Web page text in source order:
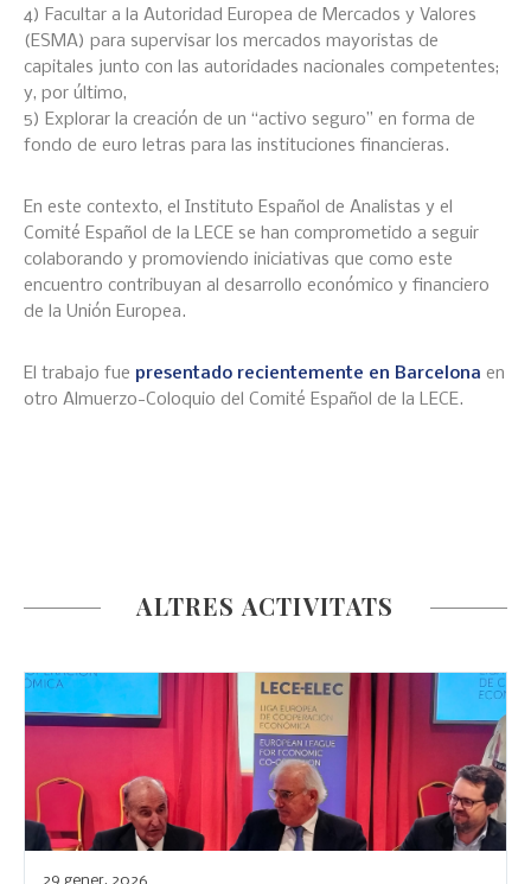
4) Facultar a la Autoridad Europea de Mercados y Valores
(ESMA) para supervisar los mercados mayoristas de
capitales junto con las autoridades nacionales competentes;
y, por último,
5) Explorar la creación de un “activo seguro” en forma de
fondo de euro letras para las instituciones financieras.
En este contexto, el Instituto Español de Analistas y el
Comité Español de la LECE se han comprometido a seguir
colaborando y promoviendo iniciativas que como este
encuentro contribuyan al desarrollo económico y financiero
de la Unión Europea.
El trabajo fue presentado recientemente en Barcelona en
otro Almuerzo-Coloquio del Comité Español de la LECE.
ALTRES ACTIVITATS